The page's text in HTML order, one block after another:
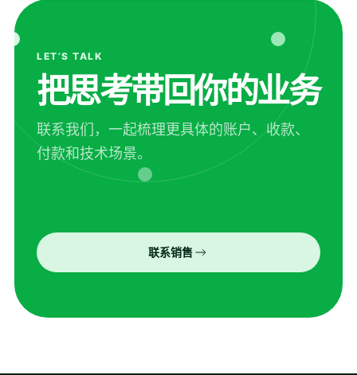
LET’S TALK
把思考带回你的业务
联系我们，一起梳理更具体的账户、收款、
付款和技术场景。
联系销售